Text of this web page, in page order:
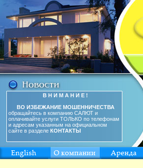
В Н И М А Н И Е !
ВО ИЗБЕЖАНИЕ МОШЕННИЧЕСТВА
обращайтесь в компанию САЛЮТ и
оплачивайте услуги ТОЛЬКО по телефонам
и адресам указанным на официальном
сайте в разделе КОНТАКТЫ